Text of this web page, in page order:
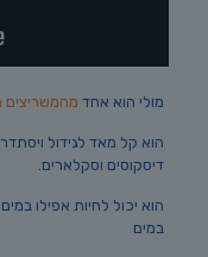
מולי הוא אחד מהמשריצים
הוא קל מאד לגידול
דיסקוסים וסקלארים.
הוא יכול לחיות אפילו
במים